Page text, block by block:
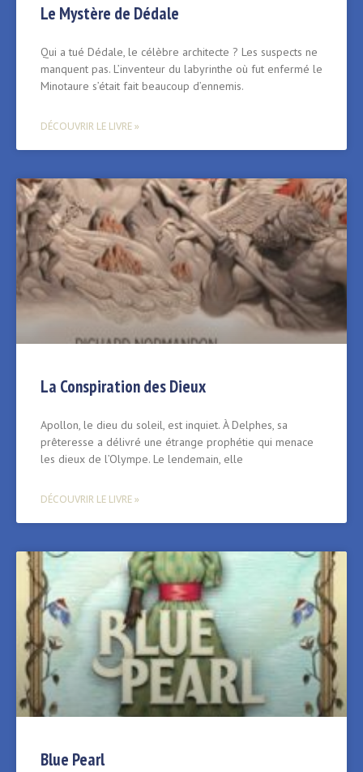
Le Mystère de Dédale
Qui a tué Dédale, le célèbre architecte ? Les suspects ne
manquent pas. L’inventeur du labyrinthe où fut enfermé le
Minotaure s’était fait beaucoup d’ennemis.
DÉCOUVRIR LE LIVRE »
La Conspiration des Dieux
Apollon, le dieu du soleil, est inquiet. À Delphes, sa
prêteresse a délivré une étrange prophétie qui menace
les dieux de l’Olympe. Le lendemain, elle
DÉCOUVRIR LE LIVRE »
Blue Pearl